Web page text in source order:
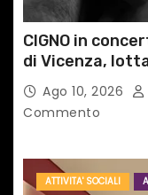
l
i
CIGNO in
di Vicenza,
sacro e profano
Ago 10, 2026
Commento
ATTIVITA' SOCIALI